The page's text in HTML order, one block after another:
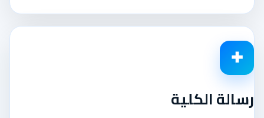
رسالة الكلية